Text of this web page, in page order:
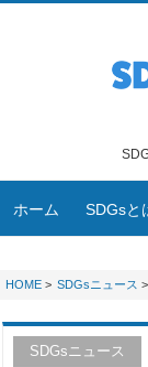
ホーム SDGsと
HOME > SDGsニュース >
SDGsニュース